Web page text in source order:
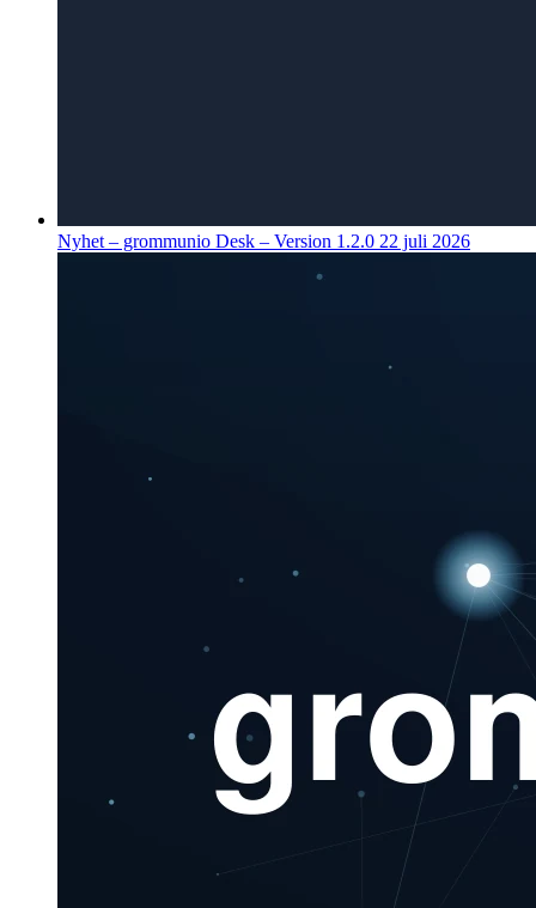
Nyhet – grommunio Desk – Version 1.2.0 22 juli 2026